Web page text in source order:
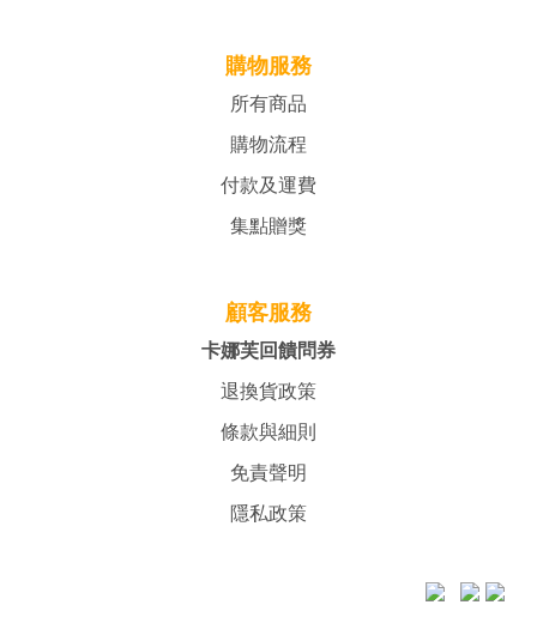
購物服務
所有商品
購物流程
付款及運費
集點贈獎
顧客服務
卡娜芙回饋問券
退換貨政策
條款與細則
免責聲明
隱私政策